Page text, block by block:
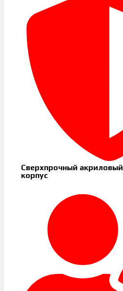
Сверхпрочный акриловый
корпус